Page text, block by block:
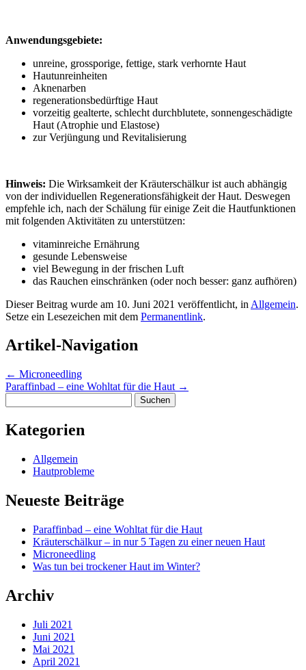
Anwendungsgebiete:
unreine, grossporige, fettige, stark verhornte Haut
Hautunreinheiten
Aknenarben
regenerationsbedürftige Haut
vorzeitig gealterte, schlecht durchblutete, sonnengeschädigte
Haut (Atrophie und Elastose)
zur Verjüngung und Revitalisierung
Hinweis: Die Wirksamkeit der Kräuterschälkur ist auch abhängig
von der individuellen Regenerationsfähigkeit der Haut. Deswegen
empfehle ich, nach der Schälung für einige Zeit die Hautfunktionen
mit folgenden Aktivitäten zu unterstützen:
vitaminreiche Ernährung
gesunde Lebensweise
viel Bewegung in der frischen Luft
das Rauchen einschränken (oder noch besser: ganz aufhören)
Dieser Beitrag wurde am 10. Juni 2021 veröffentlicht, in Allgemein.
Setze ein Lesezeichen mit dem Permanentlink.
Artikel-Navigation
← Microneedling
Paraffinbad – eine Wohltat für die Haut →
nach:
Kategorien
Allgemein
Hautprobleme
Neueste Beiträge
Paraffinbad – eine Wohltat für die Haut
Kräuterschälkur – in nur 5 Tagen zu einer neuen Haut
Microneedling
Was tun bei trockener Haut im Winter?
Archiv
Juli 2021
Juni 2021
Mai 2021
April 2021